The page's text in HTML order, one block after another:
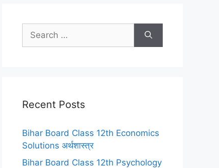
Search
for:
Recent Posts
Bihar Board Class 12th Economics
Solutions अर्थशास्त्र
Bihar Board Class 12th Psychology